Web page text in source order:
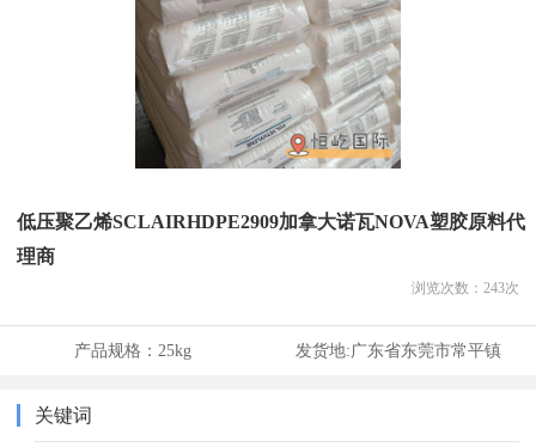
低压聚乙烯SCLAIRHDPE2909加拿大诺瓦NOVA塑胶原料代
理商
浏览次数： 243次
产品规格： 25kg 发货地:广东省东莞市常平镇
关键词